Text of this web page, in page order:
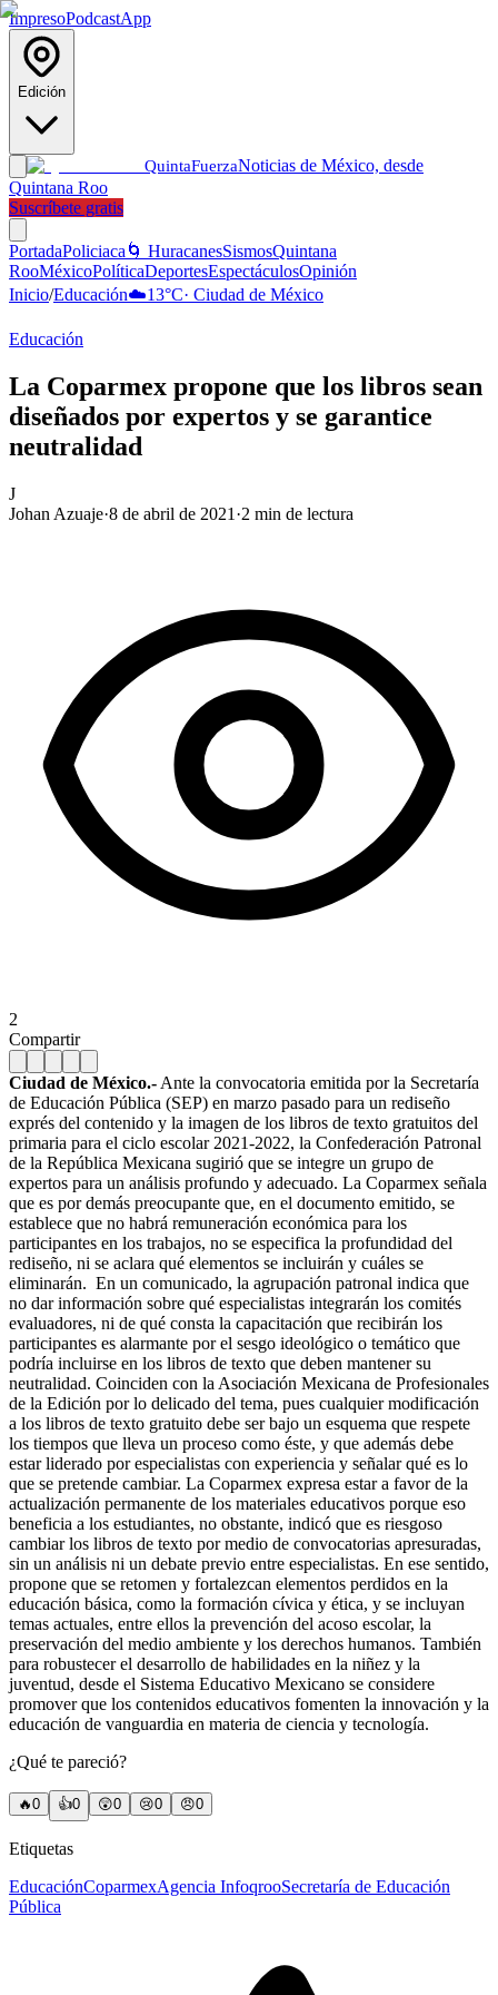
ImpresoPodcastApp
Edición
QuintaFuerzaNoticias de México, desde
Quintana Roo
Suscríbete gratis
PortadaPoliciaca 🌀 HuracanesSismosQuintana
RooMéxicoPolíticaDeportesEspectáculosOpinión
Inicio/Educación☁️13°C· Ciudad de México
Educación
La Coparmex propone que los libros sean
diseñados por expertos y se garantice
neutralidad
J
Johan Azuaje·8 de abril de 2021 ·2 min de lectura
2
Compartir
Ciudad de México.- Ante la convocatoria emitida por la Secretaría
de Educación Pública (SEP) en marzo pasado para un rediseño
exprés del contenido y la imagen de los libros de texto gratuitos del
primaria para el ciclo escolar 2021-2022, la Confederación Patronal
de la República Mexicana sugirió que se integre un grupo de
expertos para un análisis profundo y adecuado. La Coparmex señala
que es por demás preocupante que, en el documento emitido, se
establece que no habrá remuneración económica para los
participantes en los trabajos, no se especifica la profundidad del
rediseño, ni se aclara qué elementos se incluirán y cuáles se
eliminarán. En un comunicado, la agrupación patronal indica que
no dar información sobre qué especialistas integrarán los comités
evaluadores, ni de qué consta la capacitación que recibirán los
participantes es alarmante por el sesgo ideológico o temático que
podría incluirse en los libros de texto que deben mantener su
neutralidad. Coinciden con la Asociación Mexicana de Profesionales
de la Edición por lo delicado del tema, pues cualquier modificación
a los libros de texto gratuito debe ser bajo un esquema que respete
los tiempos que lleva un proceso como éste, y que además debe
estar liderado por especialistas con experiencia y señalar qué es lo
que se pretende cambiar. La Coparmex expresa estar a favor de la
actualización permanente de los materiales educativos porque eso
beneficia a los estudiantes, no obstante, indicó que es riesgoso
cambiar los libros de texto por medio de convocatorias apresuradas,
sin un análisis ni un debate previo entre especialistas. En ese sentido,
propone que se retomen y fortalezcan elementos perdidos en la
educación básica, como la formación cívica y ética, y se incluyan
temas actuales, entre ellos la prevención del acoso escolar, la
preservación del medio ambiente y los derechos humanos. También
para robustecer el desarrollo de habilidades en la niñez y la
juventud, desde el Sistema Educativo Mexicano se considere
promover que los contenidos educativos fomenten la innovación y la
educación de vanguardia en materia de ciencia y tecnología.
¿Qué te pareció?
🔥0 👍0 😲0 😢0 😠0
Etiquetas
EducaciónCoparmexAgencia InfoqrooSecretaría de Educación
Pública